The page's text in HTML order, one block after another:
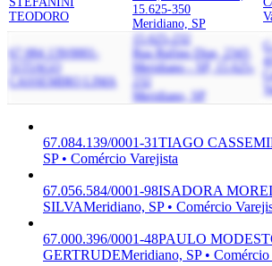
TEODORO
15.625-350
Meridiano, SP
67.084.139/0001-
TIAGO
CASSEMIRO LIMA
15.625-232
Rua Rufino Dias, 2343,
Meridiano - SP, 15.625-
Meridiano, SP
67.084.139/0001-31TIAGO
SP • Comércio Varejista
67.056.584/0001-98ISADORA
SILVAMeridiano, SP • Comércio
67.000.396/0001-48PAULO
GERTRUDEMeridiano, SP • Comércio